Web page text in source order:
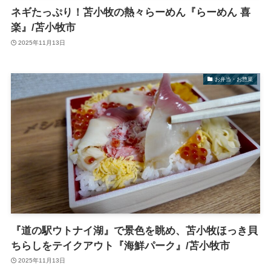
ネギたっぷり！苫小牧の熱々らーめん『らーめん 喜
楽』/苫小牧市
2025年11月13日
お弁当・お惣菜
『道の駅ウトナイ湖』で景色を眺め、苫小牧ほっき貝
ちらしをテイクアウト『海鮮パーク』/苫小牧市
2025年11月13日